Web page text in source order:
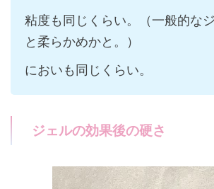
粘度も同じくらい。（一般的な
と柔らかめかと。）
においも同じくらい。
ジェルの効果後の硬さ